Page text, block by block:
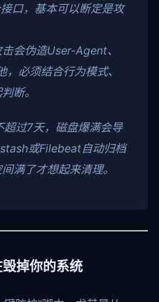
口，基本可以断定是攻
会伪造User-Agent、
必须结合行为模式、
断。
超过7天，磁盘爆满会导
或Filebeat自动归档
满了才想起来清理。
掉你的系统